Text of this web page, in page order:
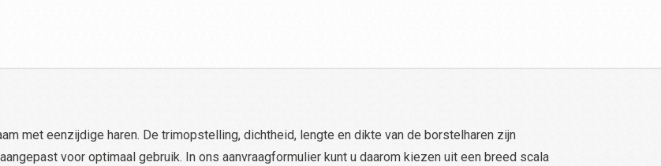
met eenzijdige haren. De trimopstelling, dichtheid, lengte en dikte van de borstelharen zijn
voor optimaal gebruik. In ons aanvraagformulier kunt u daarom kiezen uit een breed scala